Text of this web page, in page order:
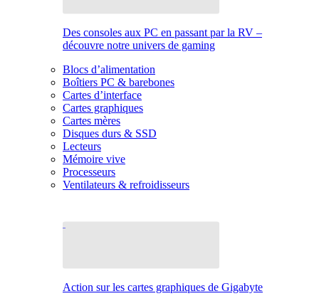
Des consoles aux PC en passant par la RV –
découvre notre univers de gaming
Blocs d’alimentation
Boîtiers PC & barebones
Cartes d’interface
Cartes graphiques
Cartes mères
Disques durs & SSD
Lecteurs
Mémoire vive
Processeurs
Ventilateurs & refroidisseurs
Action sur les cartes graphiques de Gigabyte